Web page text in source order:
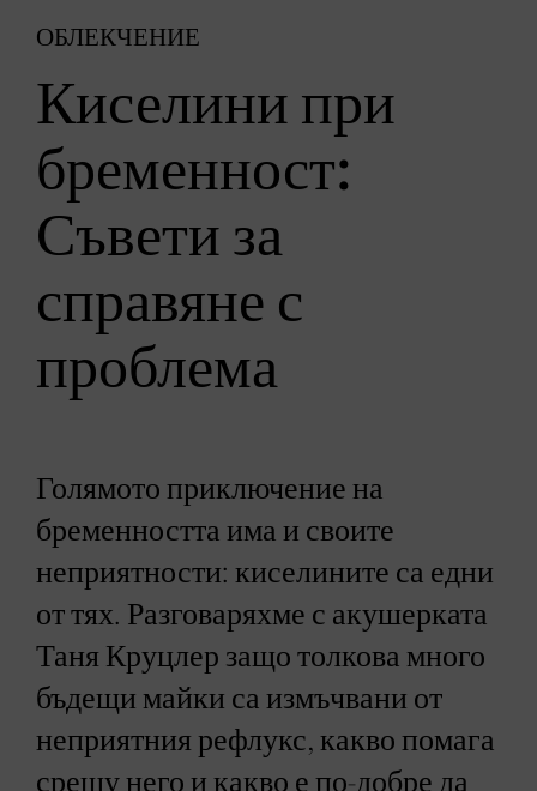
ОБЛЕКЧЕНИЕ
Киселини при
бременност:
Съвети за
справяне с
проблема
Голямото приключение на
бременността има и своите
неприятности: киселините са едни
от тях. Разговаряхме с акушерката
Таня Круцлер защо толкова много
бъдещи майки са измъчвани от
неприятния рефлукс, какво помага
срещу него и какво е по-добре да